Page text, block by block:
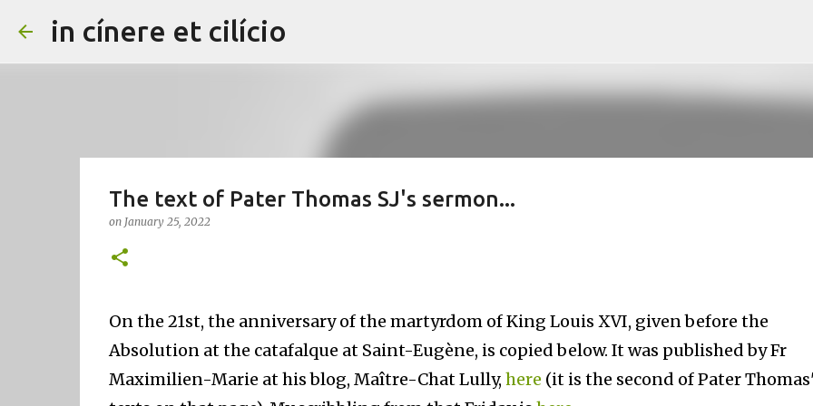
in cínere et cilício
The text of Pater Thomas SJ's sermon...
on January 25, 2022
On the 21st, the anniversary of the martyrdom of King Louis XVI, given before the
Absolution at the catafalque at Saint-Eugène, is copied below. It was published by Fr
Maximilien-Marie at his blog, Maître-Chat Lully, here (it is the second of Pater